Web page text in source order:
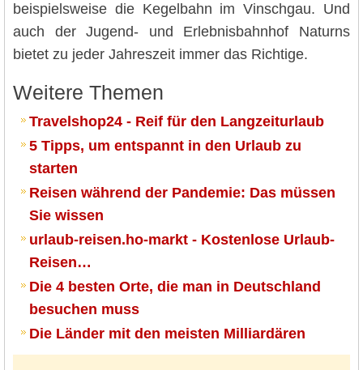
beispielsweise die Kegelbahn im Vinschgau. Und
auch der Jugend- und Erlebnisbahnhof Naturns
bietet zu jeder Jahreszeit immer das Richtige.
Weitere Themen
Travelshop24 - Reif für den Langzeiturlaub
5 Tipps, um entspannt in den Urlaub zu
starten
Reisen während der Pandemie: Das müssen
Sie wissen
urlaub-reisen.ho-markt - Kostenlose Urlaub-
Reisen…
Die 4 besten Orte, die man in Deutschland
besuchen muss
Die Länder mit den meisten Milliardären